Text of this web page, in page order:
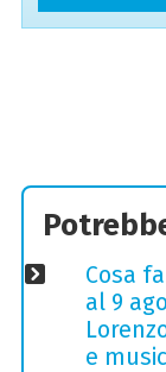
Cosa
al 9
e